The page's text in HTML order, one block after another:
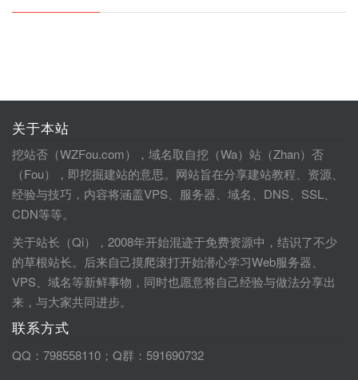
关于本站
挖站否（WZFou.com），域名取自挖（Wa）站（Zhan）否
（Fou），即挖掘建站的意思。网站旨在分享建站教程、资源、
经验与技巧，内容将涵盖VPS、服务器、域名、DNS、SSL、
CDN等等。
关于站长（Qi），2008年开始混迹于免费资源中，结识了不少
的草根站长。后来自己摸爬滚打开始潜心学习Web服务器、
VPS、域名等新鲜事物，同时也愿意将自己经验与做法分享出
来，与大家共同进步。
联系方式
QQ：798558110；Q群：591690732